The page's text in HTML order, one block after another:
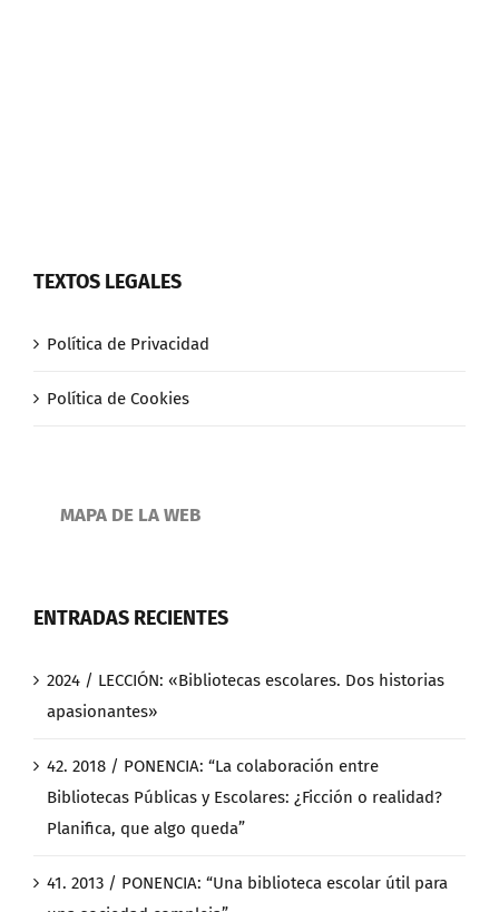
TEXTOS LEGALES
Política de Privacidad
Política de Cookies
MAPA DE LA WEB
ENTRADAS RECIENTES
2024 / LECCIÓN: «Bibliotecas escolares. Dos historias
apasionantes»
42. 2018 / PONENCIA: “La colaboración entre
Bibliotecas Públicas y Escolares: ¿Ficción o realidad?
Planifica, que algo queda”
41. 2013 / PONENCIA: “Una biblioteca escolar útil para